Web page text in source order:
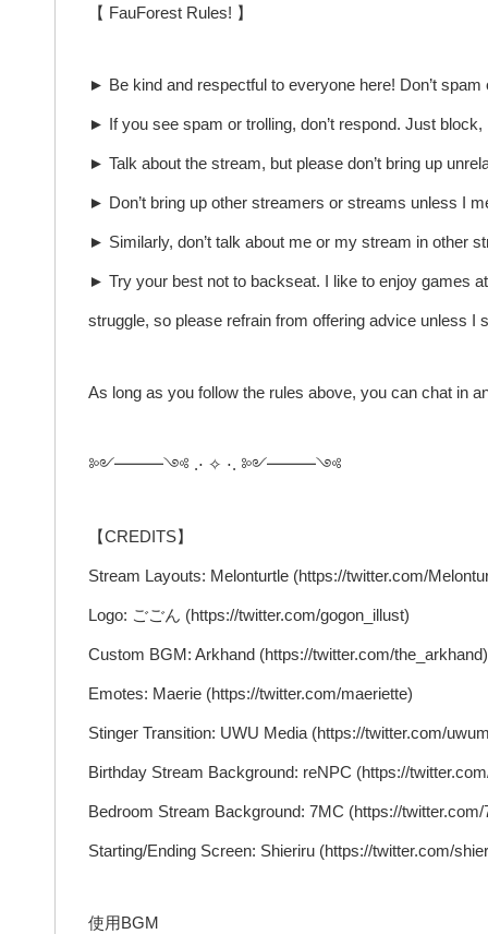
【 FauForest Rules! 】
► Be kind and respectful to everyone here! Don’t spam
► If you see spam or trolling, don’t respond. Just
► Talk about the stream, but please don’t bring up
► Don’t bring up other streamers or streams unless I
► Similarly, don’t talk about me or my stream in other
► Try your best not to backseat. I like to enjoy games
struggle, so please refrain from offering advice unless I
As long as you follow the rules above, you can chat in
༻━━━༺ .⋅ ✧ ⋅. ༻━━━༺
【CREDITS】
Stream Layouts: Melonturtle (https://twitter.com/
Logo: ごごん (https://twitter.com/gogon_illust)
Custom BGM: Arkhand (https://twitter.com/the_arkhand)
Emotes: Maerie (https://twitter.com/maeriette)
Stinger Transition: UWU Media (https://twitter.com/
Birthday Stream Background: reNPC (https://
Bedroom Stream Background: 7MC (https://
Starting/Ending Screen: Shieriru (https://twitter.com/
使用BGM